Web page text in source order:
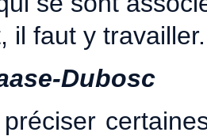
il faut y
Dubosc